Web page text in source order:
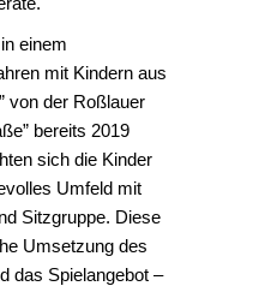
einem
mit Kindern aus
von der Roßlauer
bereits 2019
sich die Kinder
Umfeld mit
Sitzgruppe. Diese
Umsetzung des
das Spielangebot –